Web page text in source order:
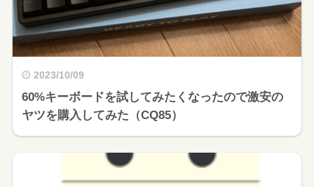
2023/10/09
60%キーボードを試してみたくなったので激安の
ヤツを購入してみた（CQ85）